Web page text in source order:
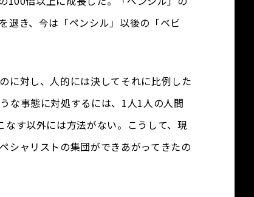
退き、今は「ペンシル」以後の「ベビ
に対し、人的には決してそれに比例した
な事態に対処するには、1人1人の人間
す以外には方法がない。こうして、現
シャリストの集団ができあがってきたの